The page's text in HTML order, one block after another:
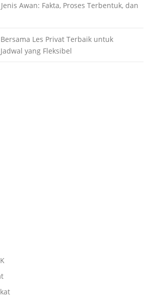
Awan: Fakta, Proses Terbentuk, dan
Les Privat Terbaik untuk
yang Fleksibel